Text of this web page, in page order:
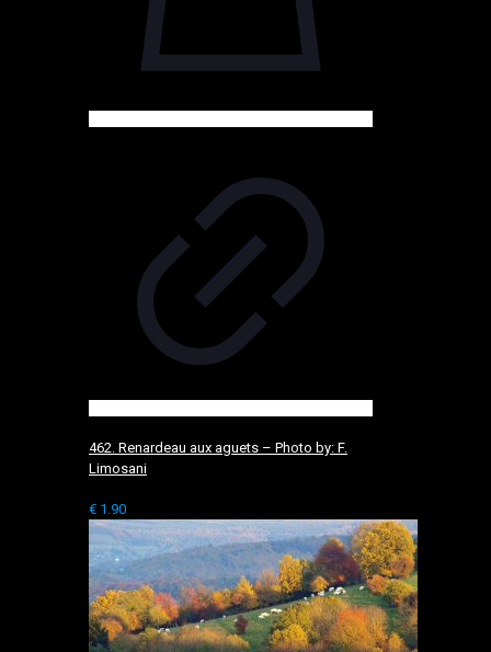
462. Renardeau aux aguets – Photo by: F.
Limosani
€ 1.90